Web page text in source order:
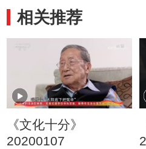
相关推荐
《文化十分》
20200107